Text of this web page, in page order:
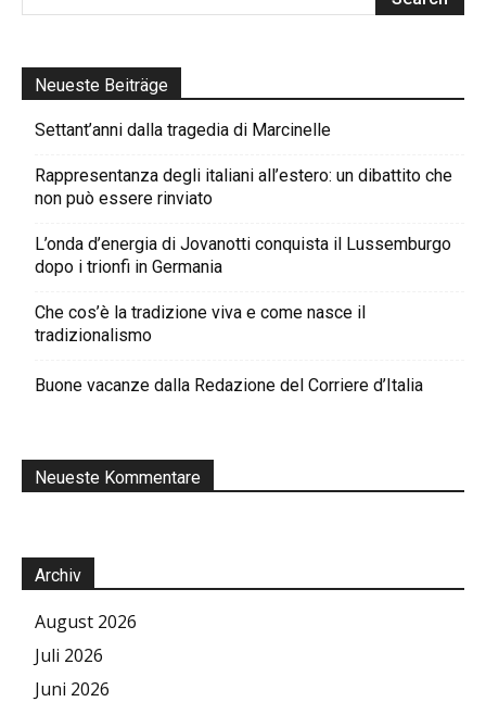
Neueste Beiträge
Settant’anni dalla tragedia di Marcinelle
Rappresentanza degli italiani all’estero: un dibattito che
non può essere rinviato
L’onda d’energia di Jovanotti conquista il Lussemburgo
dopo i trionfi in Germania
Che cos’è la tradizione viva e come nasce il
tradizionalismo
Buone vacanze dalla Redazione del Corriere d’Italia
Neueste Kommentare
Archiv
August 2026
Juli 2026
Juni 2026